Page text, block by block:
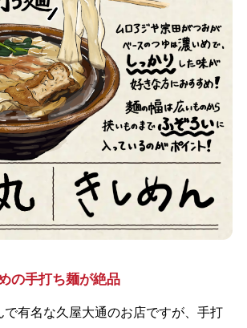
の手打ち麺が絶品
で有名な久屋大通のお店ですが、手打